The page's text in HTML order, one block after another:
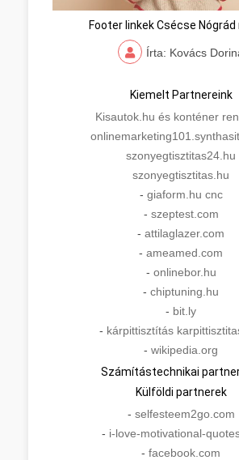
Footer linkek Csécse Nógrád
Írta: Kovács
Kiemelt Partnereink
Kisautok.hu és konténer
szonyegtisztitas24.hu
szonyegtisztitas.hu
- giaform.hu cnc
- szeptest.com
- attilaglazer.com
- ameamed.com
- onlinebor.hu
- chiptuning.hu
- bit.ly
- kárpittisztítás
- wikipedia.org
Számítástechnikai
Külföldi partnerek
- selfesteem2go.com
- i-love-motivational-
- facebook.com